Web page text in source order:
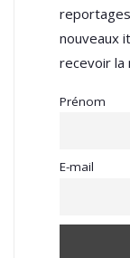
nouveaux
recevoir la
Prénom
E-mail